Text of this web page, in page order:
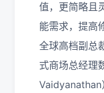
值，更简略且
能需求，提高
全球高档副总
式商场总经理
Vaidyanathan